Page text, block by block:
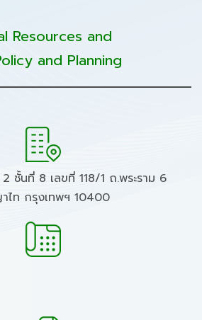
Resources and
and Planning
ชั้นที่ 8 เลขที่ 118/1 ถ.พระราม 6
ท กรุงเทพฯ 10400